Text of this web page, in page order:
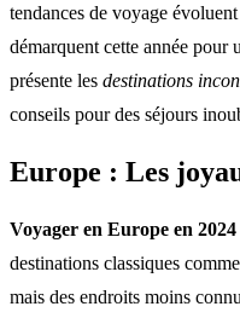
tendances de voyage
démarquent cette année pour
présente les destinations
conseils pour des séjours
Europe : Les
Voyager en Europe en 2024
destinations classiques
mais des endroits moins